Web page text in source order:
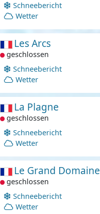
Schneebericht
Wetter
Les Arcs
geschlossen
Schneebericht
Wetter
La Plagne
geschlossen
Schneebericht
Wetter
Le Grand Domaine
geschlossen
Schneebericht
Wetter